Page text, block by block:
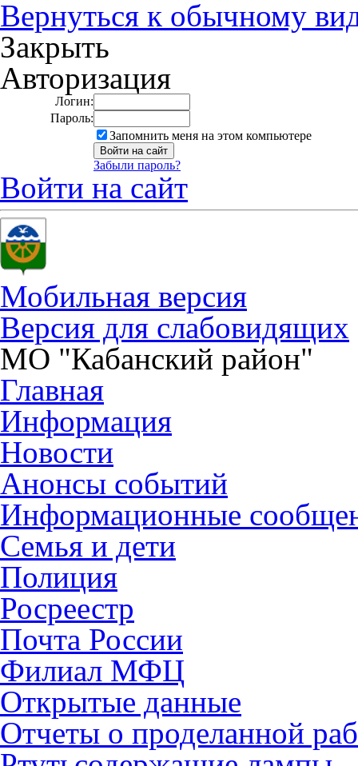
Вернуться к обычному
Закрыть
Авторизация
Логин:
Пароль:
Запомнить меня на этом компьютере
Забыли пароль?
Войти на сайт
Мобильная версия
Версия для слабовидящих
МО "Кабанский район"
Главная
Информация
Новости
Анонсы событий
Информационные
Семья и дети
Полиция
Росреестр
Почта России
Филиал МФЦ
Открытые данные
Отчеты о проделанной